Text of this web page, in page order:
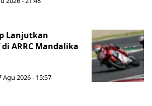
Lanjutkan
ARRC Mandalika
Agu 2026 - 15:57